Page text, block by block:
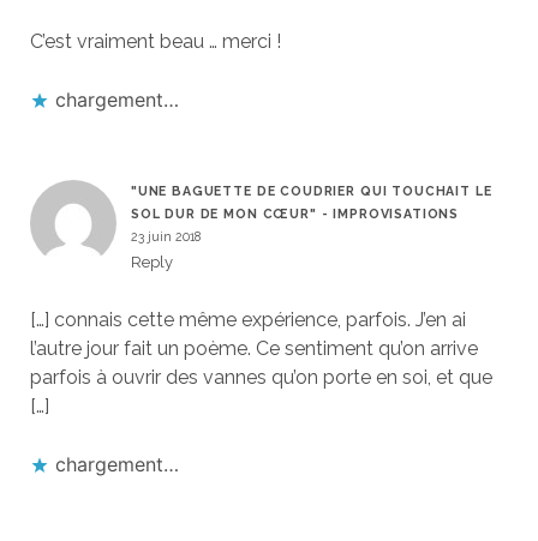
C’est vraiment beau … merci !
chargement…
"UNE BAGUETTE DE COUDRIER QUI TOUCHAIT LE
SOL DUR DE MON CŒUR" - IMPROVISATIONS
23 juin 2018
Reply
[…] connais cette même expérience, parfois. J’en ai
l’autre jour fait un poème. Ce sentiment qu’on arrive
parfois à ouvrir des vannes qu’on porte en soi, et que
[…]
chargement…